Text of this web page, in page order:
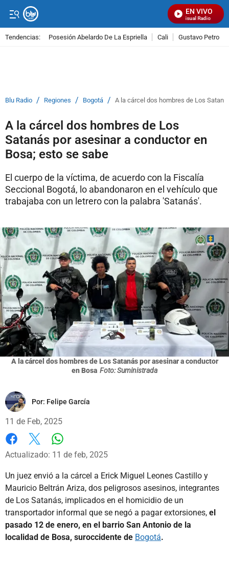
EN VIVO
Señal Visual Radio
Tendencias: Posesión Abelardo De La Espriella Cali Gustavo Petro
Blu Radio / Regiones / Bogotá / A la cárcel dos hombres de Los
A la cárcel dos hombres de Los
Satanás por asesinar a conductor en
Bosa; esto se sabe
El cuerpo de la víctima, de acuerdo con la Fiscalía
Seccional Bogotá, lo abandonaron en el vehículo que
trabajaba con un letrero con la palabra 'Satanás'.
A la cárcel dos hombres de Los Satanás por asesinar a conductor
en Bosa Foto: Suministrada
Por: Felipe García
11 de Feb, 2025
Facebook
X
Actualizado: 11 de feb, 2025
Un juez envió a la cárcel a Erick Miguel Leones Castillo y
Mauricio Beltrán Ariza, dos peligrosos asesinos, integrantes
de Los Satanás, implicados en el homicidio de un
transportador informal que se negó a pagar extorsiones, el
pasado 12 de enero, en el barrio San Antonio de la
localidad de Bosa, suroccidente de Bogotá.